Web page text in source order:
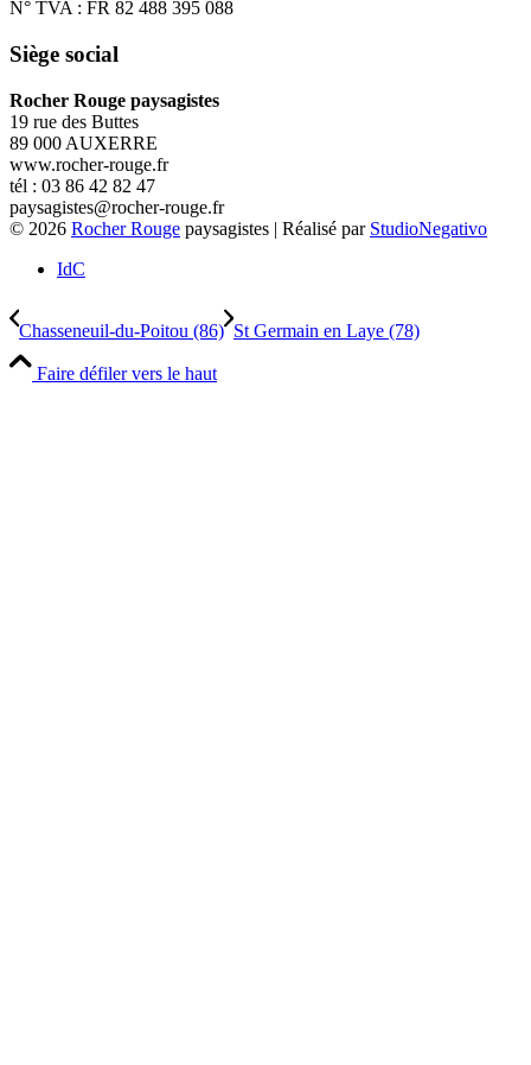
N° TVA : FR 82 488 395 088
Siège social
Rocher Rouge paysagistes
19 rue des Buttes
89 000 AUXERRE
www.rocher-rouge.fr
tél : 03 86 42 82 47
paysagistes@rocher-rouge.fr
© 2026 Rocher Rouge paysagistes | Réalisé par StudioNegativo
IdC
Chasseneuil-du-Poitou (86) St Germain en Laye (78)
Faire défiler vers le haut